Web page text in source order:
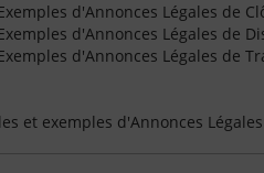
d'Annonces Légales de
d'Annonces Légales de
d'Annonces Légales de
et exemples d'Annonces